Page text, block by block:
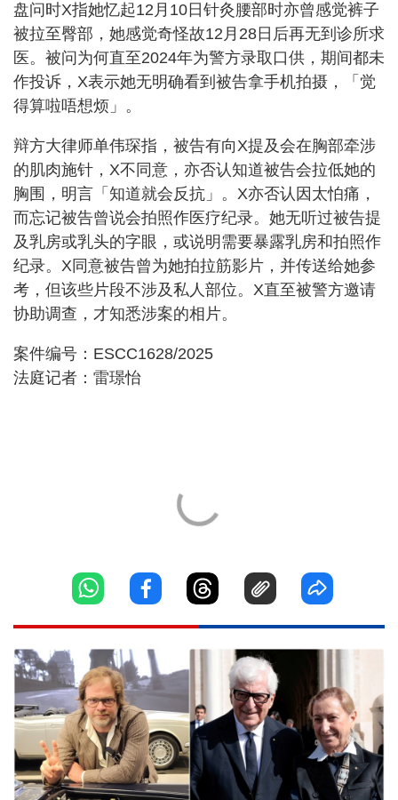
盘问时X指她忆起12月10日针灸腰部时亦曾感觉裤子
被拉至臀部，她感觉奇怪故12月28日后再无到诊所求
医。被问为何直至2024年为警方录取口供，期间都未
作投诉，X表示她无明确看到被告拿手机拍摄，「觉
得算啦唔想烦」。
辩方大律师单伟琛指，被告有向X提及会在胸部牵涉
的肌肉施针，X不同意，亦否认知道被告会拉低她的
胸围，明言「知道就会反抗」。X亦否认因太怕痛，
而忘记被告曾说会拍照作医疗纪录。她无听过被告提
及乳房或乳头的字眼，或说明需要暴露乳房和拍照作
纪录。X同意被告曾为她拍拉筋影片，并传送给她参
考，但该些片段不涉及私人部位。X直至被警方邀请
协助调查，才知悉涉案的相片。
案件编号：ESCC1628/2025
法庭记者：雷璟怡